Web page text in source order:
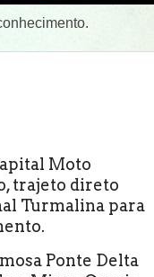
Moto
trajeto direto
Turmalina para
Ponte Delta